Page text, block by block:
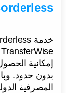
إمكانية
بدون حدود.
المصرفية